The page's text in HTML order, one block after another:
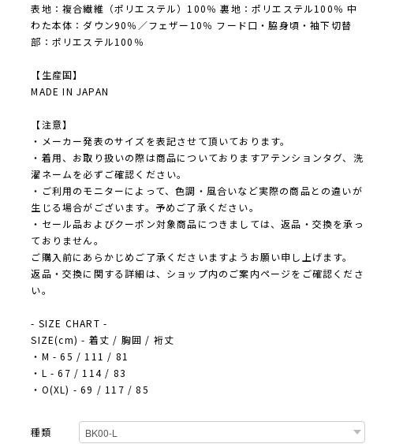
表地：複合繊維（ポリエステル）100％ 裏地：ポリエステル100％ 中
わた本体：ダウン90％／フェザー10％ フード口・脇身頃・袖下切替
部：ポリエステル100％
【生産国】
MADE IN JAPAN
【注意】
・メーカー発表のサイズを表記させて頂いております。
・着用、お取り扱いの際は商品についておりますアテンションタグ、洗
濯ネームを必ずご確認ください。
・ご利用のモニターによって、色調・風合いなど実際の商品との違いが
生じる場合がございます。予めご了承ください。
・セール品およびクーポン対象商品につきましては、返品・交換を承っ
ておりません。
ご購入前にあらかじめご了承くださいますようお願い申し上げます。
返品・交換に関する詳細は、ショップ内のご案内ページをご確認くださ
い。
- SIZE CHART -
SIZE(cm) - 着丈 / 胸囲 / 裄丈
・M - 65 / 111 / 81
・L - 67 / 114 / 83
・O(XL) - 69 / 117 / 85
種類